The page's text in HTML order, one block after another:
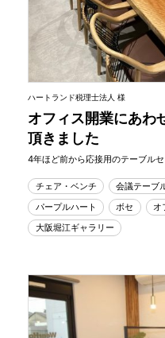
ハートランド税理士法人 様
オフィス開業にあわ
頂きました
4年ほど前から応接用のテーブル
チェア・ベンチ 会議テーブ
パープルハート
ボセ
オ
大阪堀江ギャラリー